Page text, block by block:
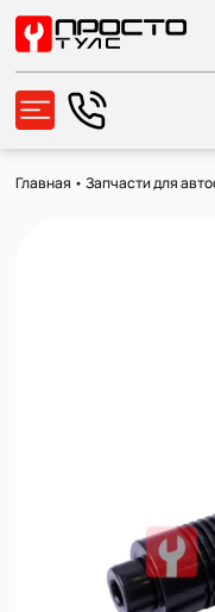
Главная •Запчасти для